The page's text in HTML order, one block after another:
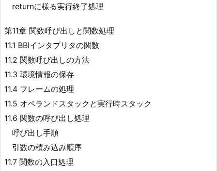
returnに様る実行終了処理
第11章 関数呼び出しと関数処理
11.1 BBIインタプリタの関数
11.2 関数呼び出しの方法
11.3 環境情報の保存
11.4 フレームの処理
11.5 オペランドスタックと実行時スタック
11.6 関数の呼び出し処理
呼び出し手順
引数の積み込み順序
11.7 関数の入口処理